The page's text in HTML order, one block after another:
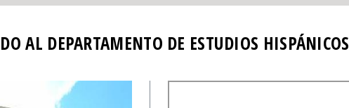
AL DEPARTAMENTO DE ESTUDIOS HISPÁNICOS